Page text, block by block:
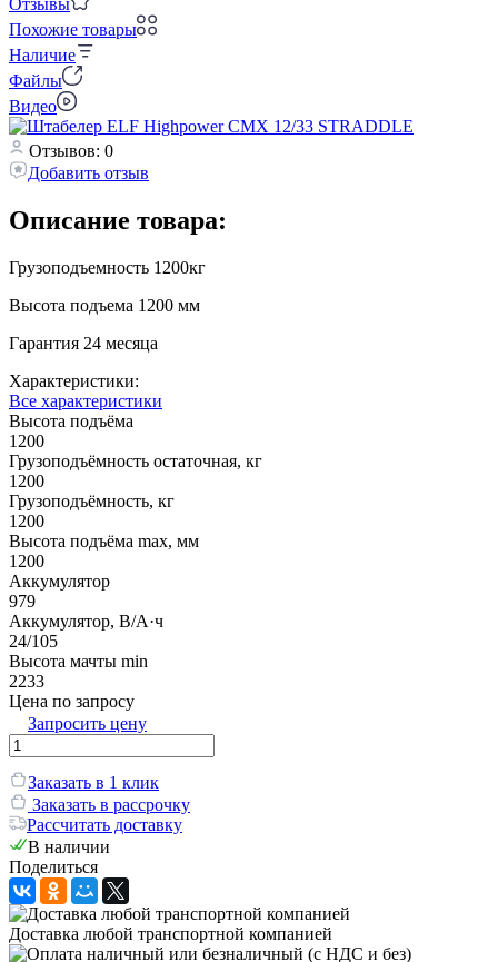
Похожие товары
Наличие
Файлы
Видео
Отзывов: 0
Добавить отзыв
Описание товара:
Грузоподъемность 1200кг
Высота подъема 1200 мм
Гарантия 24 месяца
Характеристики:
Все характеристики
Высота подъёма
1200
Грузоподъёмность остаточная, кг
1200
Грузоподъёмность, кг
1200
Высота подъёма max, мм
1200
Аккумулятор
979
Аккумулятор, В/А·ч
24/105
Высота мачты min
2233
Цена по запросу
Запросить цену
Заказать в 1 клик
Заказать в рассрочку
Рассчитать доставку
В наличии
Поделиться
Доставка любой транспортной компанией